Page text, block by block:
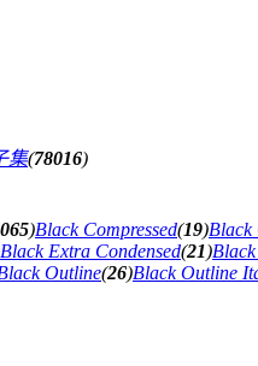
集(78016)
)Black Compressed(19)Black
Black Extra Condensed(21)
Outline(26)Black Outline